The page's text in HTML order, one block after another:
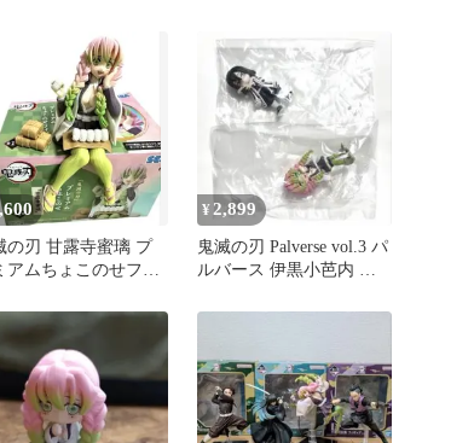
の刃 甘露寺蜜璃 プ
アムちょこのせフィ
¥2,899
鬼滅の刃 Palverse vol.3 パ
ルバース 伊黒小芭内 甘